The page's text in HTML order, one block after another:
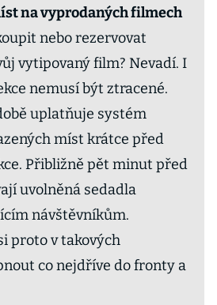
na vyprodaných filmech
nebo rezervovat
vytipovaný film? Nevadí. I
nemusí být ztracené.
uplatňuje systém
míst krátce před
Přibližně pět minut před
uvolněná sedadla
návštěvníkům.
proto v takových
co nejdříve do fronty a